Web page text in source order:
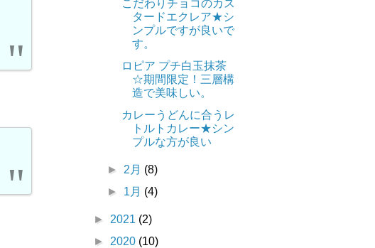
こだわりチョコのカス
タードエクレア★シ
ンプルですが良いで
す。
ロピア プチ白玉抹茶
☆期間限定！三層構
造で美味しい。
カレーうどんに合うレ
トルトカレー★シン
プルな方が良い
► 2月 (8)
► 1月 (4)
► 2021 (2)
► 2020 (10)